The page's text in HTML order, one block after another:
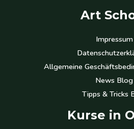
Art
Impressum
Allgemeine
News Blog
Tipps & Tricks
Kurse in